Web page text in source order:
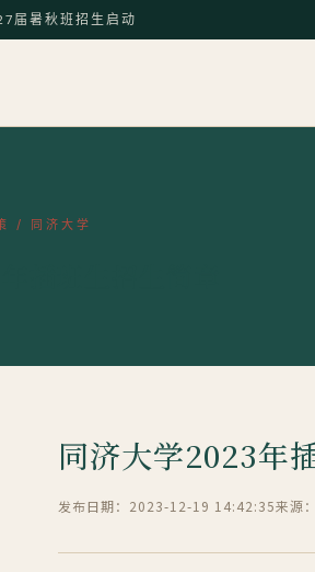
届暑秋班招生启动
/ 同济大学
同济大学2023年
发布日期：2023-12-19 14:42:35来源